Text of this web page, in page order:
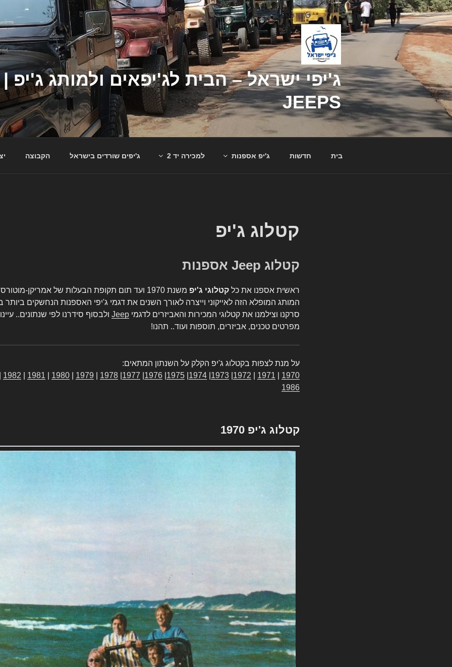
דילוג
לתוכן
JEEPS
בית חדשות ג'יפ אספנות למכירה יד 2 ג'יפים שורדים בישראל הקבוצה
קטלוג ג'יפ
קטלוג Jeep אספנות
ראשית אספנו את כל קטלוגי ג'יפ
משנת 1970 ועד תום תקופת הבעלות של אמריקן-
המותג המופלא הזה לאייקוני וייצרה לאורך השנים את דגמי ג'יפי האספנות הנחשקים
סרקנו וצילמנו את קטלוגי המכירות והאביזרים לדגמי Jeep ולבסוף סידרנו לפי שנתונים..
מפרטים טכנים, אביזרים, תוספות ועוד.. תהנו!
על מנת לצפות בקטלוג ג'יפ הקלק על השנתון המתאים:
1970
1971
1972
1973
1974
1975
1976
1977
1978
1979
1980
1981
1982
1986
קטלוג ג'יפ 1970